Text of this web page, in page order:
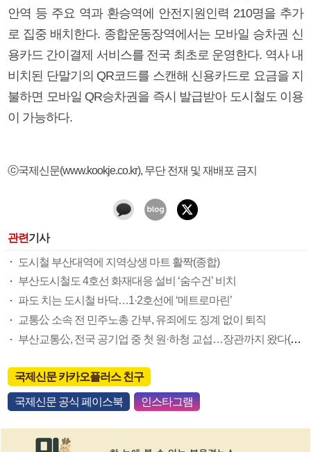
안역 등 주요 역과 환승역에 안전지원인력 210명을 추가
로 집중 배치한다. 종합운동장역에서는 모바일 승차권 신
용카드 간이결제 서비스를 전국 최초로 운영한다. 역사 내
비치된 단말기의 QR코드를 스캔해 신용카드로 요금을 지
불하면 모바일 QR승차권을 즉시 발급받아 도시철도 이용
이 가능하다.
ⓒ국제신문(www.kookje.co.kr), 무단 전재 및 재배포 금지
관련기사
도시철 부산대역에 지역상생 마트 활짝(종합)
부산도시철도 4호선 화재대응 설비 ‘숨수건’ 비치
파도 치는 도시철 바닥…1·2호선에 ‘메트로마린’
교통公 소속 전 민주노총 간부, 유죄에도 징계 없이 퇴직
부산교통公, 전국 공기업 중 첫 원·하청 교섭…장관까지 왔다(종합)
국제신문 카카오플러스 친구
국제신문 공식 페이스북 인스타그램